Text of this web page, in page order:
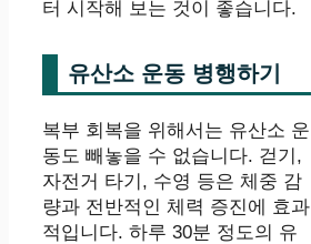
터 시작해 보는 것이 좋습니다.
유산소 운동 병행하기
복부 회복을 위해서는 유산소 운
동도 빼놓을 수 없습니다. 걷기,
자전거 타기, 수영 등은 체중 감
량과 전반적인 체력 증진에 효과
적입니다. 하루 30분 정도의 유